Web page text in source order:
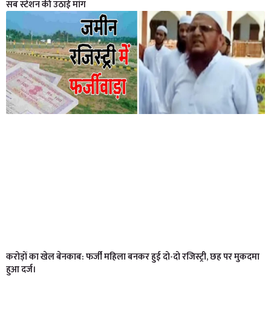
सब स्टेशन की उठाई मांग
करोड़ों का खेल बेनकाब: फर्जी महिला बनकर हुई दो-दो रजिस्ट्री, छह पर मुकदमा
हुआ दर्ज।